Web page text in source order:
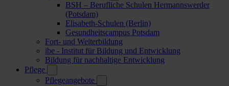
BSH – Berufliche Schulen Hermannswerder
(Potsdam)
Elisabeth-Schulen (Berlin)
Gesundheitscampus Potsdam
Fort- und Weiterbildung
ibe - Institut für Bildung und Entwicklung
Bildung für nachhaltige Entwicklung
Pflege
Pflegeangebote